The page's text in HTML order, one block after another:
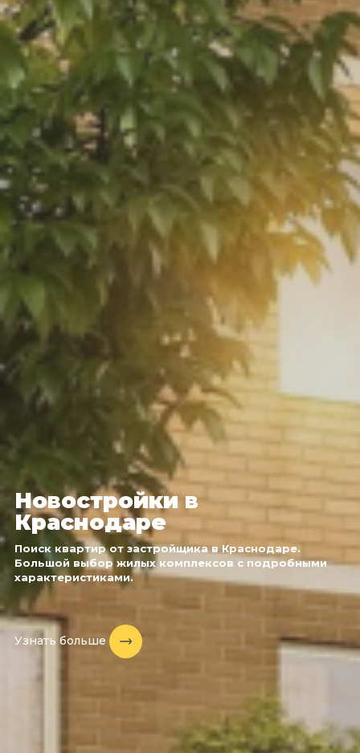
Новостройки в
Краснодаре
Поиск квартир от застройщика в Краснодаре.
Большой выбор жилых комплексов с подробными
характеристиками.
Узнать больше